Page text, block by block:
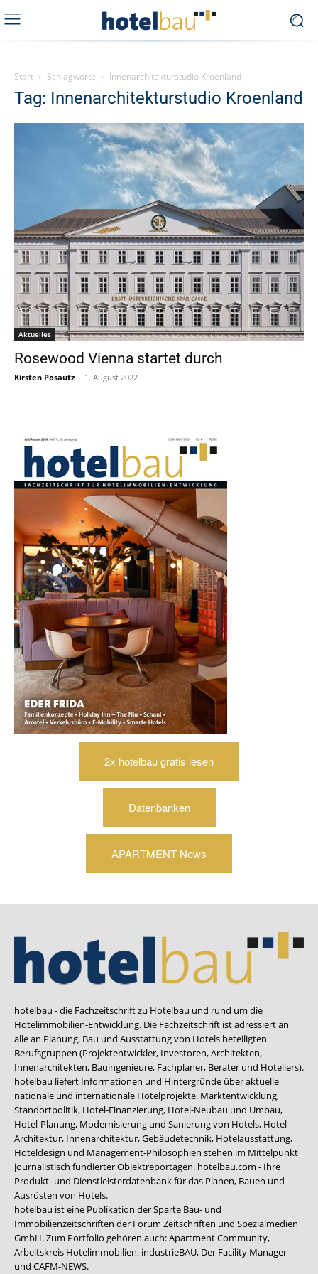
Start Schlagworte Innenarchitekturstudio Kroenland
Tag: Innenarchitekturstudio Kroenland
Aktuelles
Rosewood Vienna startet durch
Kirsten Posautz - 1. August 2022
2x hotelbau gratis lesen
Datenbanken
APARTMENT-News
hotelbau - die Fachzeitschrift zu Hotelbau und rund um die
Hotelimmobilien-Entwicklung. Die Fachzeitschrift ist adressiert an
alle an Planung, Bau und Ausstattung von Hotels beteiligten
Berufsgruppen (Projektentwickler, Investoren, Architekten,
Innenarchitekten, Bauingenieure, Fachplaner, Berater und Hoteliers).
hotelbau liefert Informationen und Hintergründe über aktuelle
nationale und internationale Hotelprojekte. Marktentwicklung,
Standortpolitik, Hotel-Finanzierung, Hotel-Neubau und Umbau,
Hotel-Planung, Modernisierung und Sanierung von Hotels, Hotel-
Architektur, Innenarchitektur, Gebäudetechnik, Hotelausstattung,
Hoteldesign und Management-Philosophien stehen im Mittelpunkt
journalistisch fundierter Objektreportagen. hotelbau.com - Ihre
Produkt- und Dienstleisterdatenbank für das Planen, Bauen und
Ausrüsten von Hotels.
hotelbau ist eine Publikation der Sparte Bau- und
Immobilienzeitschriften der Forum Zeitschriften und Spezialmedien
GmbH. Zum Portfolio gehören auch:Apartment Community,
Arbeitskreis Hotelimmobilien, industrieBAU, Der Facility Manager
und CAFM-NEWS.